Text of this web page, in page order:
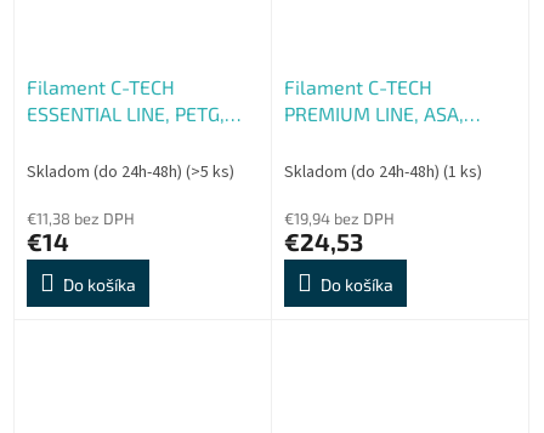
Filament C-TECH
ESSENTIAL LINE, PETG,
Skladom (do 24h-48h) (>5 ks)
€11,38 bez DPH
€14
Do košíka
Filament C-TECH
PREMIUM LINE, ASA,
1,75mm, 1kg
Skladom (do 24h-48h) (1 ks)
€19,94 bez DPH
€24,53
Do košíka